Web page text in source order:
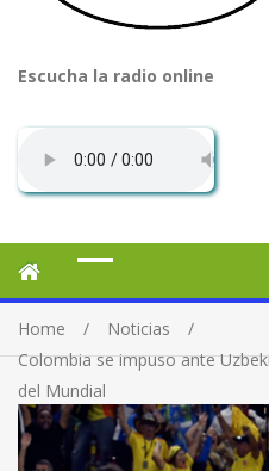
Escucha la radio online
Home
Noticias
Colombia se impuso ante
del Mundial